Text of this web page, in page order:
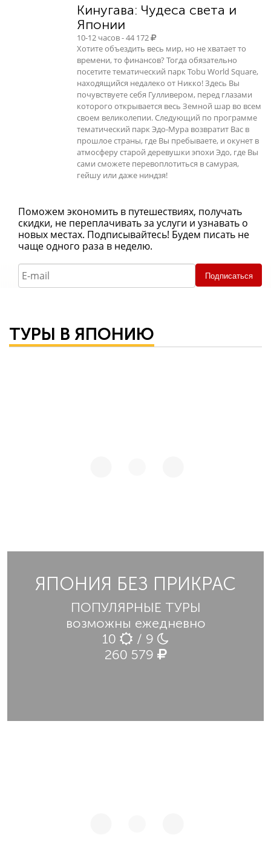
Кинугава: Чудеса света и
Японии
10-12 часов - 44 172
Хотите объездить весь мир, но не хватает то
времени, то финансов? Тогда обязательно
посетите тематический парк Tobu World Square,
находящийся недалеко от Никко! Здесь Вы
почувствуете себя Гулливером, перед глазами
которого открывается весь Земной шар во всем
своем великолепии. Следующий по программе
тематический парк Эдо-Мура возвратит Вас в
прошлое страны, где Вы пребываете, и окунет в
атмосферу старой деревушки эпохи Эдо, где Вы
сами сможете перевоплотиться в самурая,
гейшу или даже ниндзя!
Поможем экономить в путешествиях, получать
скидки, не переплачивать за услуги и узнавать о
новых местах. Подписывайтесь! Будем писать не
чаще одного раза в неделю.
Подписаться
ТУРЫ В ЯПОНИЮ
ЯПОНИЯ БЕЗ ПРИКРАС
ПОПУЛЯРНЫЕ ТУРЫ
возможны ежедневно
10
/ 9
260 579